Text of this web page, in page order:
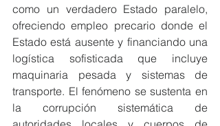
como un verdadero Estado paralelo,
ofreciendo empleo precario donde el
Estado está ausente y financiando una
logística sofisticada que incluye
maquinaria pesada y sistemas de
transporte. El fenómeno se sustenta en
la corrupción sistemática de